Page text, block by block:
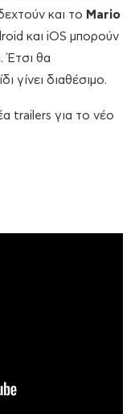
και το Mario
και iOS μπορούν
Έτσι θα
γίνει διαθέσιμο.
trailers για το νέο